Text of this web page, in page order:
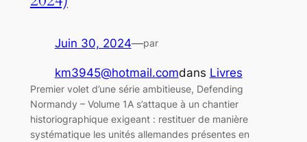
Juin 30, 2024—par
km3945@hotmail.comdans Livres
Premier volet d’une série ambitieuse, Defending
Normandy – Volume 1A s’attaque à un chantier
historiographique exigeant : restituer de manière
systématique les unités allemandes présentes en